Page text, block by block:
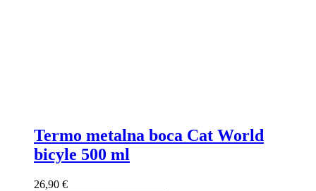
Termo metalna boca Cat World
bicyle 500 ml
26,90 €